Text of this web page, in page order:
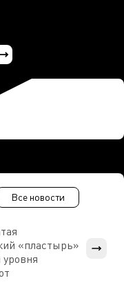
Все новости
«пластырь»